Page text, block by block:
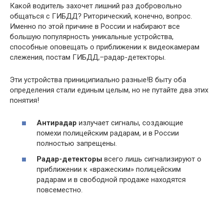
Какой водитель захочет лишний раз добровольно
общаться с ГИБДД? Риторический, конечно, вопрос.
Именно по этой причине в России и набирают все
большую популярность уникальные устройства,
способные оповещать о приближении к видеокамерам
слежения, постам ГИБДД,–радар-детекторы.
Эти устройства приниципиально разные!В быту оба
определения стали единым целым, но не путайте два этих
понятия!
Антирадар излучает сигналы, создающие
помехи полицейским радарам, и в России
полностью запрещены.
Радар-детекторы всего лишь сигнализируют о
приближении к «вражеским» полицейским
радарам и в свободной продаже находятся
повсеместно.